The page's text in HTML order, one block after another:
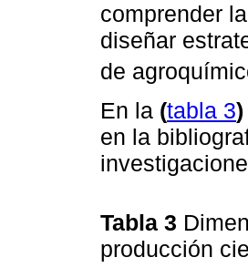
comprender
diseñar
de
En la (tabla 3)
en la
Tabla 3
producción